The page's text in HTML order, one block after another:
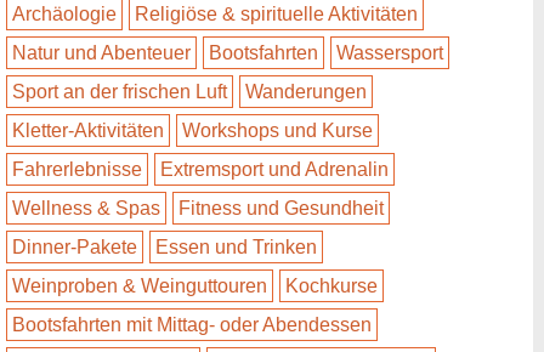
Archäologie
Religiöse & spirituelle Aktivitäten
Natur und Abenteuer
Bootsfahrten
Wassersport
Sport an der frischen Luft
Wanderungen
Kletter-Aktivitäten
Workshops und Kurse
Fahrerlebnisse
Extremsport und Adrenalin
Wellness & Spas
Fitness und Gesundheit
Dinner-Pakete
Essen und Trinken
Weinproben & Weinguttouren
Kochkurse
Bootsfahrten mit Mittag- oder Abendessen